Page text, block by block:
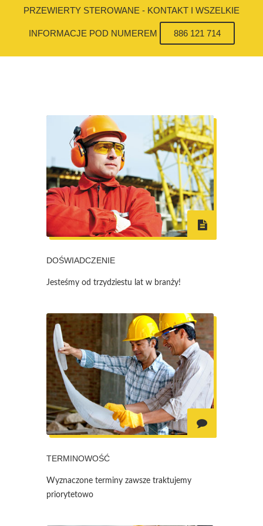
PRZEWIERTY STEROWANE - KONTAKT I WSZELKIE
INFORMACJE POD NUMEREM 886 121 714
DOŚWIADCZENIE
Jesteśmy od trzydziestu lat w branży!
TERMINOWOŚĆ
Wyznaczone terminy zawsze traktujemy
priorytetowo